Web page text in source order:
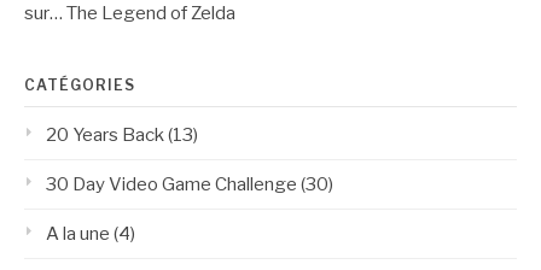
sur… The Legend of Zelda
CATÉGORIES
20 Years Back (13)
30 Day Video Game Challenge (30)
A la une (4)